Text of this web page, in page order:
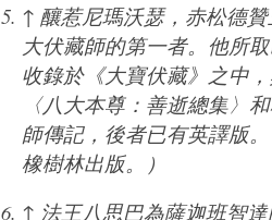
↑ 釀惹尼瑪沃瑟，赤松德
大伏藏師的第一者。他所
收錄於《大寶伏藏》之中
〈八大本尊：善逝總集〉
師傳記，後者已有英譯版
橡樹林出版。）
↑ 法王八思巴為薩迦班智達